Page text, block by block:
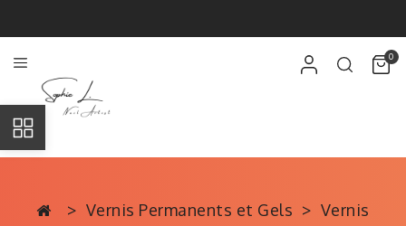
0
Vernis Permanents et Gels
Vernis